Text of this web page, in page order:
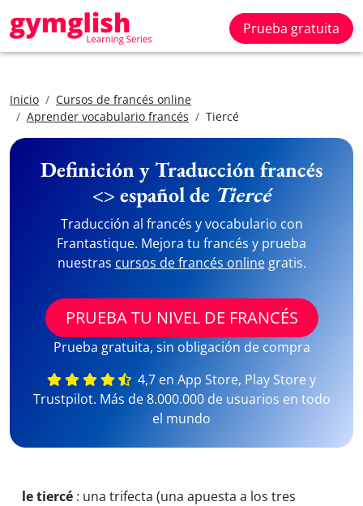
Prueba gratuita
Inicio
Cursos de francés online
Aprender vocabulario francés
Tiercé
Definición y Traducción francés
<> español de Tiercé
Traducción al francés y vocabulario con
Frantastique. Mejora tu francés y prueba
nuestras cursos de francés onlinegratis.
PRUEBA TU NIVEL DE FRANCÉS
Prueba gratuita, sin obligación de compra
4,7 en App Store, Play Store y
Trustpilot. Más de 8.000.000 de usuarios en todo
el mundo
le tiercé : una trifecta (una apuesta a los tres